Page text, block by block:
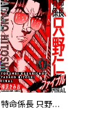
特命係長 只野仁ファイナル 愛蔵版